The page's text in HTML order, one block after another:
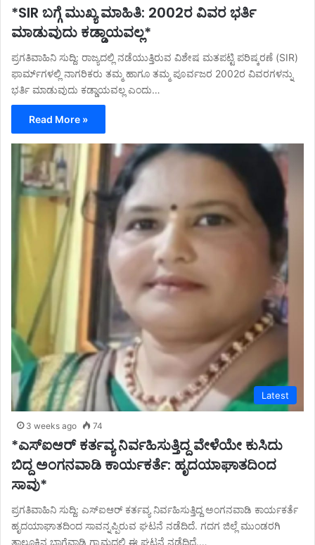
*SIR ಬಗ್ಗೆ ಮುಖ್ಯ ಮಾಹಿತಿ: 2002ರ ವಿವರ ಭರ್ತಿ
ಮಾಡುವುದು ಕಡ್ಡಾಯವಲ್ಲ*
ಪ್ರಗತಿವಾಹಿನಿ ಸುದ್ದಿ: ರಾಜ್ಯದಲ್ಲಿ ನಡೆಯುತ್ತಿರುವ ವಿಶೇಷ ಮತಪಟ್ಟಿ ಪರಿಷ್ಕರಣೆ (SIR)
ಫಾರ್ಮ್‌ಗಳಲ್ಲಿ ನಾಗರಿಕರು ತಮ್ಮ ಹಾಗೂ ತಮ್ಮ ಪೂರ್ವಜರ 2002ರ ವಿವರಗಳನ್ನು
ಭರ್ತಿ ಮಾಡುವುದು ಕಡ್ಡಾಯವಲ್ಲ ಎಂದು…
Read More »
Latest
3 weeks ago 74
*ಎಸ್‌ಐಆರ್ ಕರ್ತವ್ಯ ನಿರ್ವಹಿಸುತ್ತಿದ್ದ ವೇಳೆಯೇ ಕುಸಿದು
ಬಿದ್ದ ಅಂಗನವಾಡಿ ಕಾರ್ಯಕರ್ತೆ: ಹೃದಯಾಘಾತದಿಂದ
ಸಾವು*
ಪ್ರಗತಿವಾಹಿನಿ ಸುದ್ದಿ: ಎಸ್‌ಐಆರ್ ಕರ್ತವ್ಯ ನಿರ್ವಹಿಸುತ್ತಿದ್ದ ಅಂಗನವಾಡಿ ಕಾರ್ಯಕರ್ತೆ
ಹೃದಯಾಘಾತದಿಂದ ಸಾವನ್ನಪ್ಪಿರುವ ಘಟನೆ ನಡೆದಿದೆ. ಗದಗ ಜಿಲ್ಲೆ ಮುಂಡರಗಿ
ತಾಲೂಕಿನ ಬಾಗೆವಾಡಿ ಗ್ರಾಮದಲ್ಲಿ ಈ ಘಟನೆ ನಡೆದಿದೆ.…